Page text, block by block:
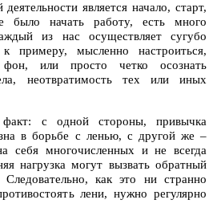
является начало, старт,
было начать работу, есть много
из нас осуществляет сугубо
примеру, мысленно настроиться,
фон, или просто четко осознать
неотвратимость тех или иных
с одной стороны, привычка
в борьбе с ленью, с другой же –
себя многочисленных и не всегда
нагрузка могут вызвать обратный
как это ни странно
лени, нужно регулярно